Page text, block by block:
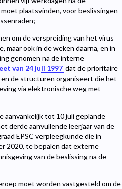
plaatsvinden, voor beslissingen
om de verspreiding van het virus
ook in de weken daarna, en in
genomen na de interne
van 24 juli 1997 dat de prioritaire
de structuren organiseert die het
via elektronische weg met
aanvankelijk tot 10 juli geplande
derde aanvullende leerjaar van de
EPSC verpleegkunde die in
2020, te bepalen dat externe
van de beslissing na de
moet worden vastgesteld om de